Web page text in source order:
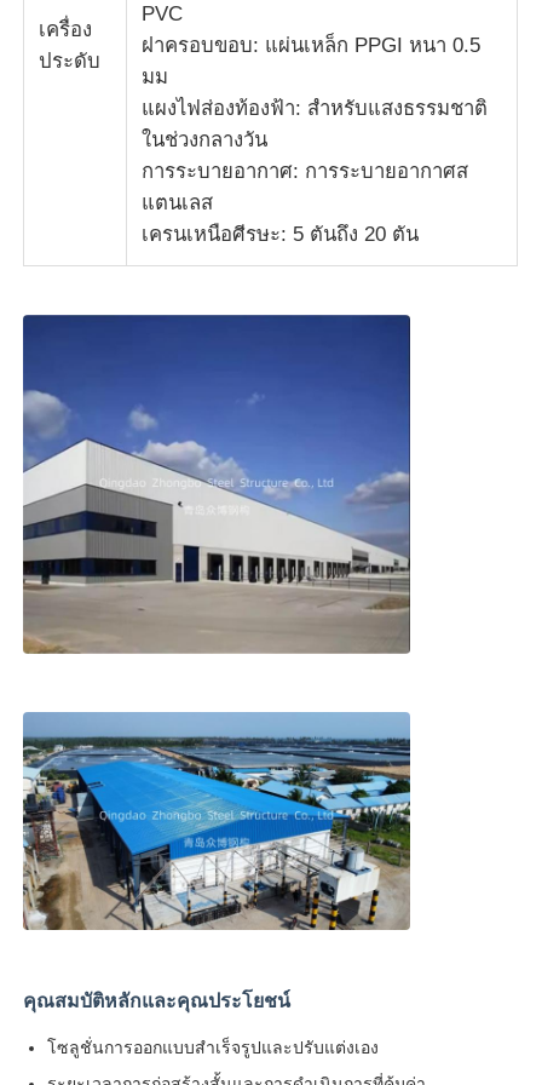
เครื่อง
ประดับ
PVC
ฝาครอบขอบ: แผ่นเหล็ก PPGI หนา 0.5
มม
แผงไฟส่องท้องฟ้า: สำหรับแสงธรรมชาติ
ในช่วงกลางวัน
การระบายอากาศ: การระบายอากาศส
แตนเลส
เครนเหนือศีรษะ: 5 ตันถึง 20 ตัน
คุณสมบัติหลักและคุณประโยชน์
โซลูชั่นการออกแบบสำเร็จรูปและปรับแต่งเอง